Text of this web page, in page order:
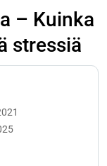
– Kuinka
stressiä